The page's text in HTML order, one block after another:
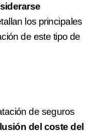
los principales
de este tipo de
de seguros
del coste del